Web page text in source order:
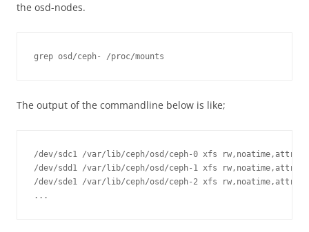
the osd-nodes.
grep osd/ceph- /proc/mounts
The output of the commandline below is like;
/dev/sdc1 /var/lib/ceph/osd/ceph-0 xfs
/dev/sdd1 /var/lib/ceph/osd/ceph-1 xfs
/dev/sde1 /var/lib/ceph/osd/ceph-2 xfs
...